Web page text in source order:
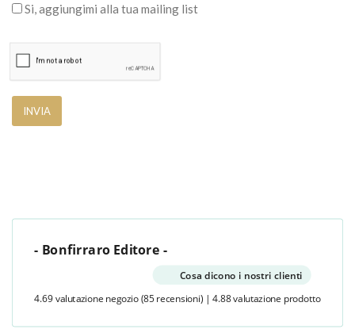
Si, aggiungimi alla tua mailing list
- Bonfirraro Editore -
Cosa dicono i nostri clienti
4.69 valutazione negozio (85 recensioni) | 4.88 valutazione prodotto